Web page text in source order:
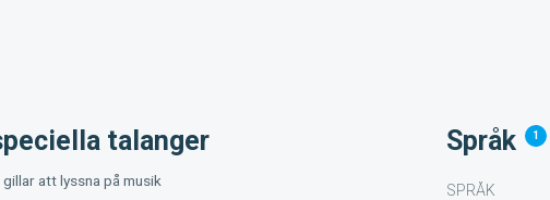
talanger
att lyssna på musik
Språk 1
SPRÅK